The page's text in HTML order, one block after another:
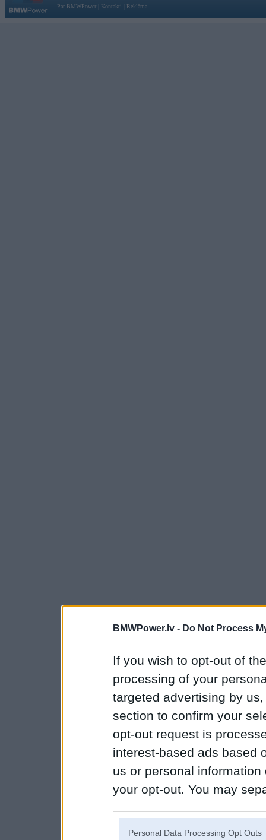
BMWPower.lv - Do Not Process
If you wish to opt-out of
processing of your
targeted advertising by
section to confirm your
opt-out request is
interest-based ads based
us or personal
your opt-out. You may
Personal Data Processing Opt Outs
Par BMWPower
Kontakti Reklāma